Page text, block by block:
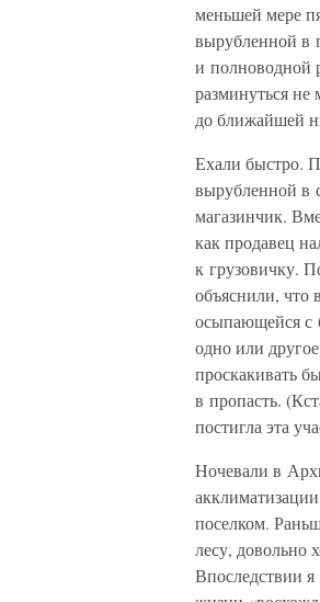
меньшей мере
вырубленной в
и полноводной
разминуться не
до ближайшей
Ехали быстро.
вырубленной в
магазинчик.
как продавец
к грузовичку.
объяснили, что
осыпающейся с
одно или
проскакивать
в пропасть.
постигла эта
Ночевали в
поселком.
лесу, довольно
Впоследствии